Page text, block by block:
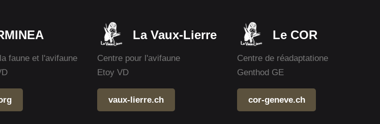
faune et l'avifaune
La Vaux-Lierre
Centre pour l'avifaune
Etoy VD
vaux-lierre.ch
Le COR
Centre de réadaptatione
Genthod GE
cor-geneve.ch